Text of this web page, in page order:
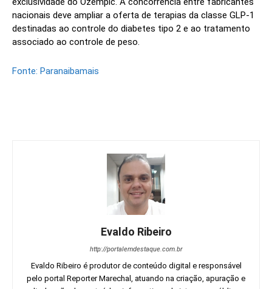
nacionais deve ampliar a oferta de terapias da classe GLP-1
destinadas ao controle do diabetes tipo 2 e ao tratamento
associado ao controle de peso.
Fonte: Paranaibamais
Evaldo Ribeiro
http://portalemdestaque.com.br
Evaldo Ribeiro é produtor de conteúdo digital e responsável
pelo portal Reporter Marechal, atuando na criação, apuração e